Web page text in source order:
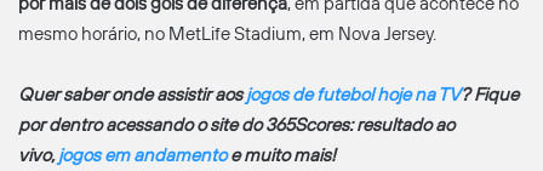
mesmo horário, no MetLife Stadium, em Nova Jersey.
Quer saber onde assistir aosjogos de futebol hoje na TV? Fique
por dentro acessando o site do 365Scores: resultado ao
vivo,jogos em andamentoe muito mais!